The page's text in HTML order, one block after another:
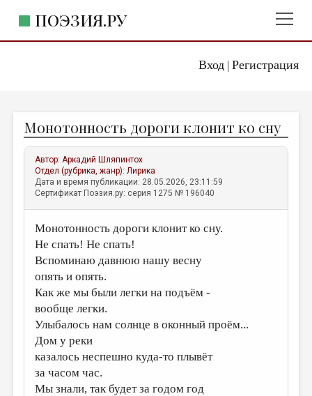
Вход| Регистрация
ПОЭЗИЯ.РУ
ЖАНРЫ
АВТОРЫ
КОММЕНТАРИИ
ЛИТСАЛОН
НОВОСТИ
ПРАВИЛА САЙТА
ОТДЕЛЫ И РУБРИКИ
ИЗБРАННОЕ
ДАЙДЖЕСТ
ПРОИЗВЕДЕНИЯ
ПЕРЕВОДЫ
Монотонность дороги клонит ко сну
Автор:Аркадий Шляпинтох
Отдел (рубрика, жанр):Лирика
Дата и время публикации: 28.05.2026, 23:11:59
Сертификат Поэзия.ру: серия 1275 № 196040
Монотонность дороги клонит ко сну.
Не спать! Не спать!
Вспоминаю давнюю нашу весну
опять и опять.
Как же мы были легки на подъём -
вообще легки.
Улыбалось нам солнце в оконный проём...
Дом у реки
казалось неспешно куда-то плывёт
за часом час.
Мы знали, так будет за годом год